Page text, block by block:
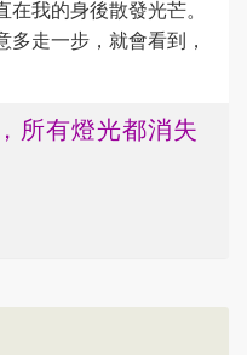
我的身後散發光芒。
走一步，就會看到，
所有燈光都消失